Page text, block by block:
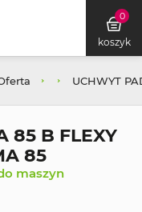
0
koszyk
UCHWYT
85 B FLEXY
85
maszyn